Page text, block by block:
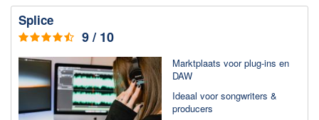
Shopping
Spelletjes en Games
Splice
9 / 10
Marktplaats voor plug-ins en
DAW
Ideaal voor songwriters &
producers